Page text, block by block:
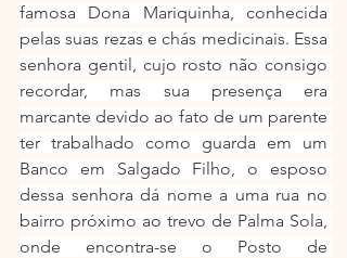
famosa Dona Mariquinha, conhecida
pelas suas rezas e chás medicinais. Essa
senhora gentil, cujo rosto não consigo
recordar, mas sua presença era
marcante devido ao fato de um parente
ter trabalhado como guarda em um
Banco em Salgado Filho, o esposo
dessa senhora dá nome a uma rua no
bairro próximo ao trevo de Palma Sola,
onde encontra-se o Posto de